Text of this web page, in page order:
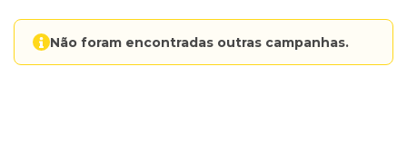
Não foram encontradas outras campanhas.